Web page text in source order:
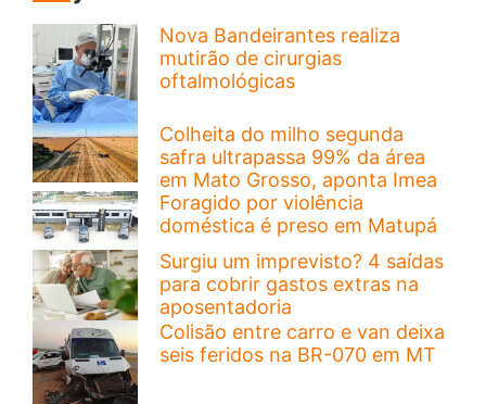
Nova Bandeirantes realiza
mutirão de cirurgias
oftalmológicas
Colheita do milho segunda
safra ultrapassa 99% da área
em Mato Grosso, aponta Imea
Foragido por violência
doméstica é preso em Matupá
Surgiu um imprevisto? 4 saídas
para cobrir gastos extras na
aposentadoria
Colisão entre carro e van deixa
seis feridos na BR-070 em MT